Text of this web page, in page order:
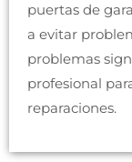
puertas de
a evitar
problemas
profesional
reparaciones.